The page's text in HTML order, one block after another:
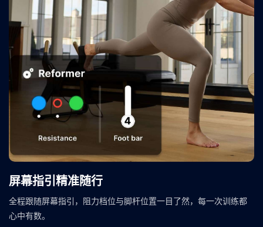
屏幕指引精准随行
全程跟随屏幕指引，阻力档位与脚杆位置一目了然，每一次训练都
心中有数。